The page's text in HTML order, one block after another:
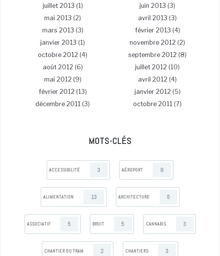
juillet 2013 (1) juin 2013 (3)
mai 2013 (2) avril 2013 (3)
mars 2013 (3) février 2013 (4)
janvier 2013 (1) novembre 2012 (2)
octobre 2012 (4) septembre 2012 (8)
août 2012 (6) juillet 2012 (10)
mai 2012 (9) avril 2012 (4)
février 2012 (13) janvier 2012 (5)
décembre 2011 (3) octobre 2011 (7)
MOTS-CLÉS
ACCESSIBILITÉ 3 AÉROPORT 9
ALIMENTATION 13 ARCHITECTURE 5
ASSOCIATIF 5 BRUIT 5 CANNABIS 3
CHANTIER DU TRAM 2 CHANTIERS 3